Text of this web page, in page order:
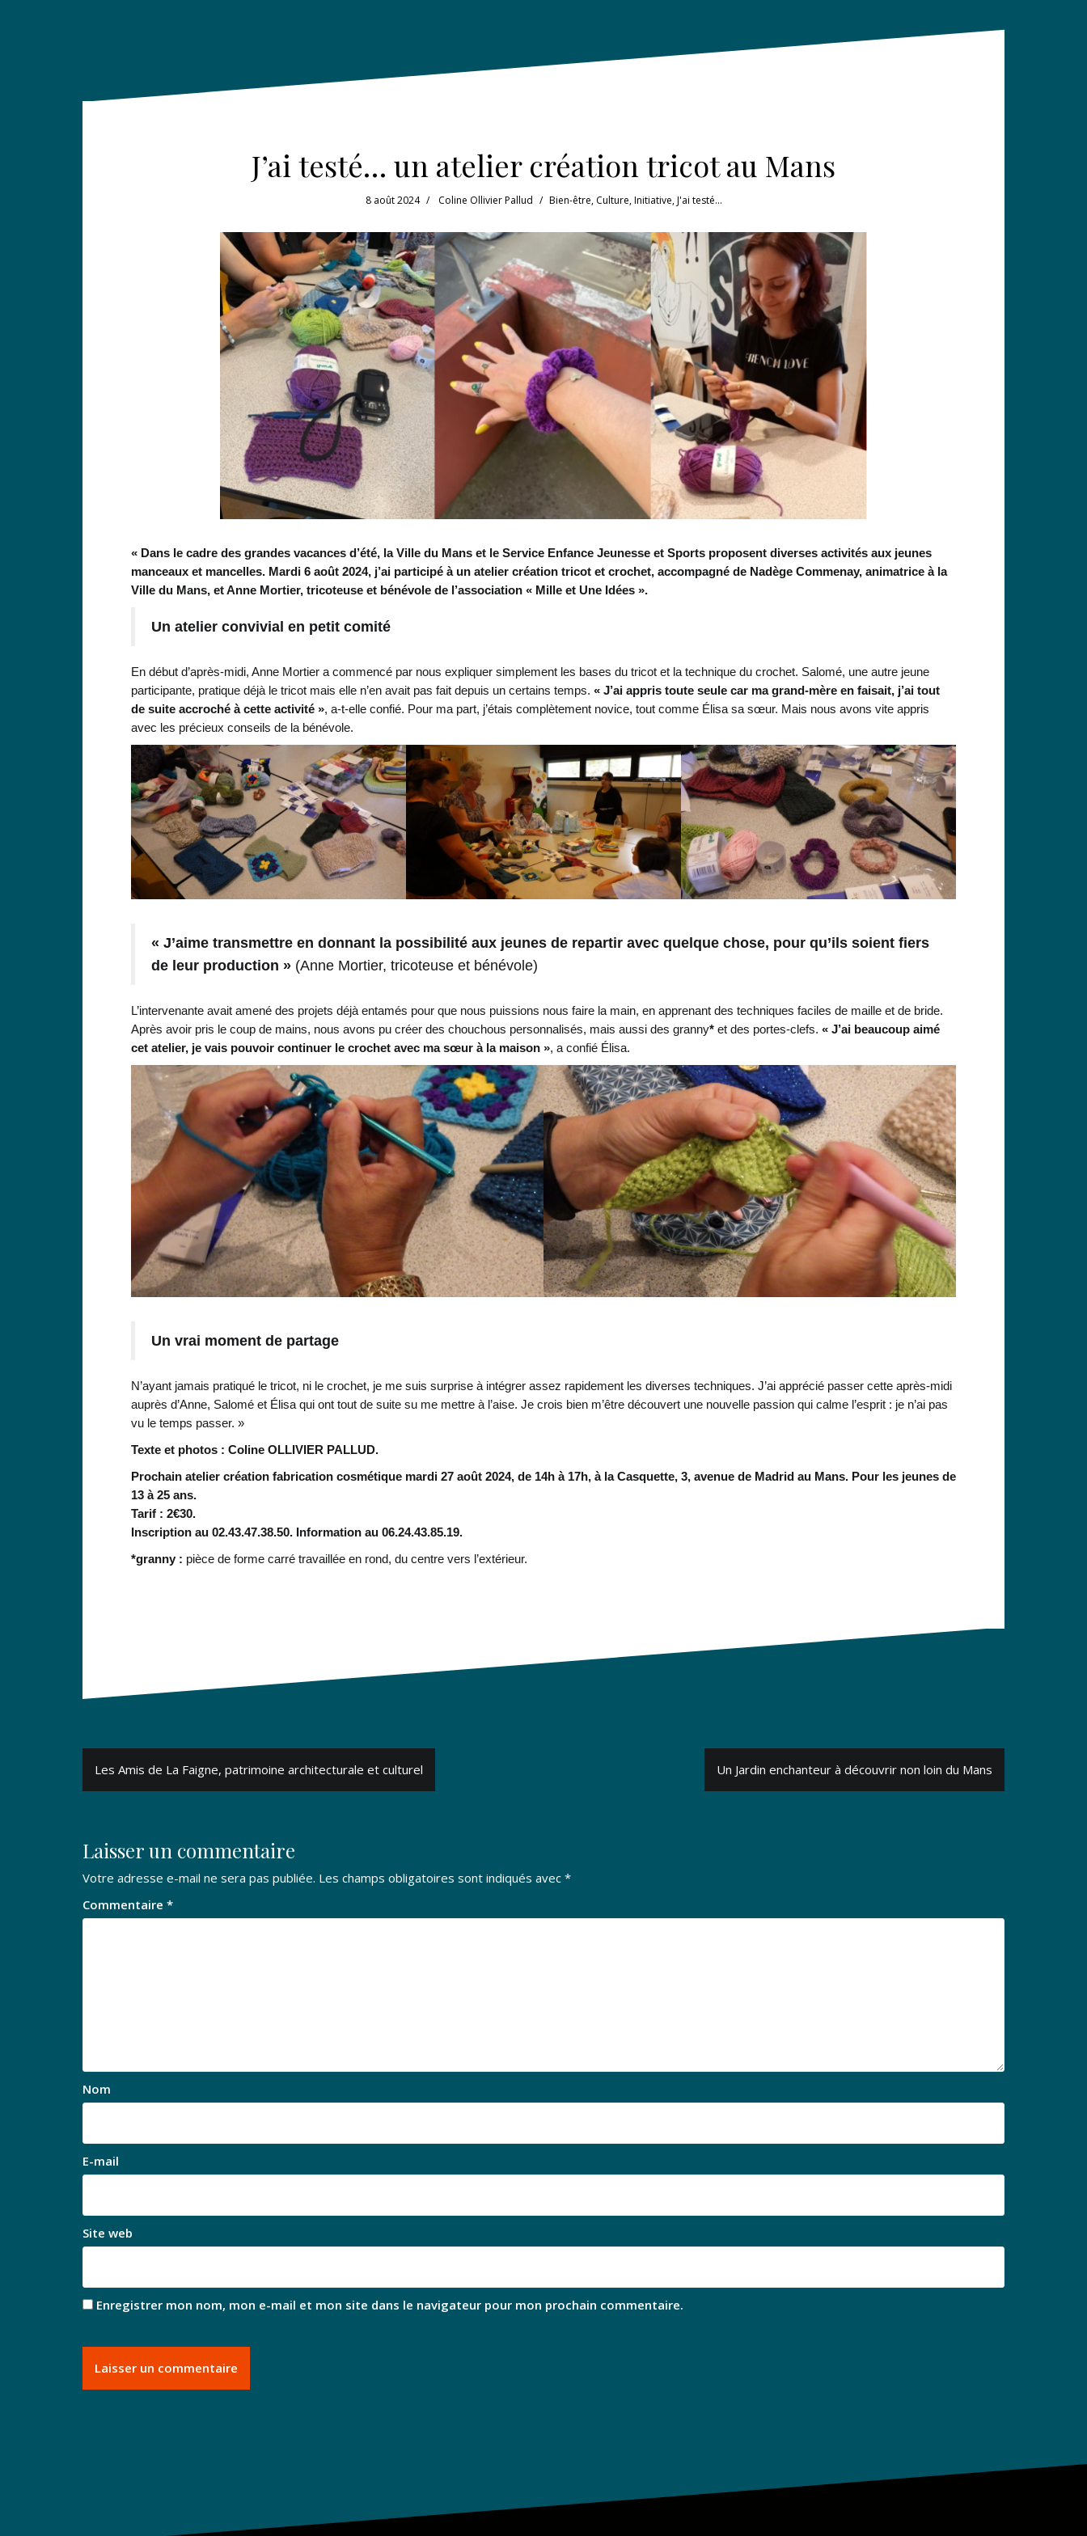
J’ai testé… un atelier création tricot au Mans
8 août 2024 Coline Ollivier Pallud Bien-être, Culture,Initiative,J'ai testé...
« Dans le cadre des grandes vacances d’été, la Ville du Mans et le Service Enfance Jeunesse et Sports proposent diverses activités aux jeunes
manceaux et mancelles. Mardi 6 août 2024, j’ai participé à un atelier création tricot et crochet, accompagné de Nadège Commenay, animatrice à la
Ville du Mans, et Anne Mortier, tricoteuse et bénévole de l’association « Mille et Une Idées ».
Un atelier convivial en petit comité
En début d’après-midi, Anne Mortier a commencé par nous expliquer simplement les bases du tricot et la technique du crochet. Salomé, une autre jeune
participante, pratique déjà le tricot mais elle n’en avait pas fait depuis un certains temps. « J’ai appris toute seule car ma grand-mère en faisait, j’ai tout
de suite accroché à cette activité », a-t-elle confié. Pour ma part, j’étais complètement novice, tout comme Élisa sa sœur. Mais nous avons vite appris
avec les précieux conseils de la bénévole.
« J’aime transmettre en donnant la possibilité aux jeunes de repartir avec quelque chose, pour qu’ils soient fiers
de leur production » (Anne Mortier, tricoteuse et bénévole)
L’intervenante avait amené des projets déjà entamés pour que nous puissions nous faire la main, en apprenant des techniques faciles de maille et de bride.
Après avoir pris le coup de mains, nous avons pu créer des chouchous personnalisés, mais aussi des granny* et des portes-clefs. « J’ai beaucoup aimé
cet atelier, je vais pouvoir continuer le crochet avec ma sœur à la maison », a confié Élisa.
Un vrai moment de partage
N’ayant jamais pratiqué le tricot, ni le crochet, je me suis surprise à intégrer assez rapidement les diverses techniques. J’ai apprécié passer cette après-midi
auprès d’Anne, Salomé et Élisa qui ont tout de suite su me mettre à l’aise. Je crois bien m’être découvert une nouvelle passion qui calme l’esprit : je n’ai pas
vu le temps passer. »
Texte et photos : Coline OLLIVIER PALLUD.
Prochain atelier création fabrication cosmétique mardi 27 août 2024, de 14h à 17h, à la Casquette, 3, avenue de Madrid au Mans. Pour les jeunes de
13 à 25 ans.
Tarif : 2€30.
Inscription au 02.43.47.38.50. Information au 06.24.43.85.19.
*granny : pièce de forme carré travaillée en rond, du centre vers l’extérieur.
Navigation
de
Les Amis de La Faigne, patrimoine architecturale et culturel Un Jardin enchanteur à découvrir non loin du Mans
Laisser un commentaire
Votre adresse e-mail ne sera pas publiée. Les champs obligatoires sont indiqués avec *
Commentaire *
Nom
E-mail
Site web
Enregistrer mon nom, mon e-mail et mon site dans le navigateur pour mon prochain commentaire.